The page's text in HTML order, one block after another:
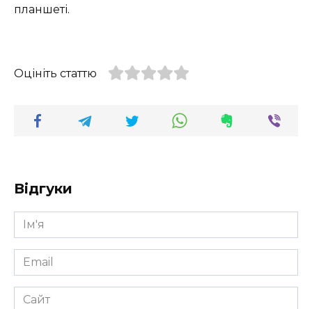
планшеті.
Оцініть статтю
Відгуки
Ім'я
*
Email
*
Сайт